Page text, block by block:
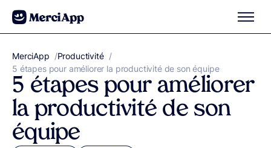
Aller au contenu
MerciApp correcteur orthographe
/Productivité /
5 étapes pour améliorer la productivité de son équipe
5 étapes pour améliorer
la productivité de son
équipe